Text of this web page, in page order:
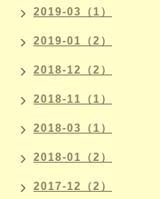
2019-03（1）
2019-01（2）
2018-12（2）
2018-11（1）
2018-03（1）
2018-01（2）
2017-12（2）